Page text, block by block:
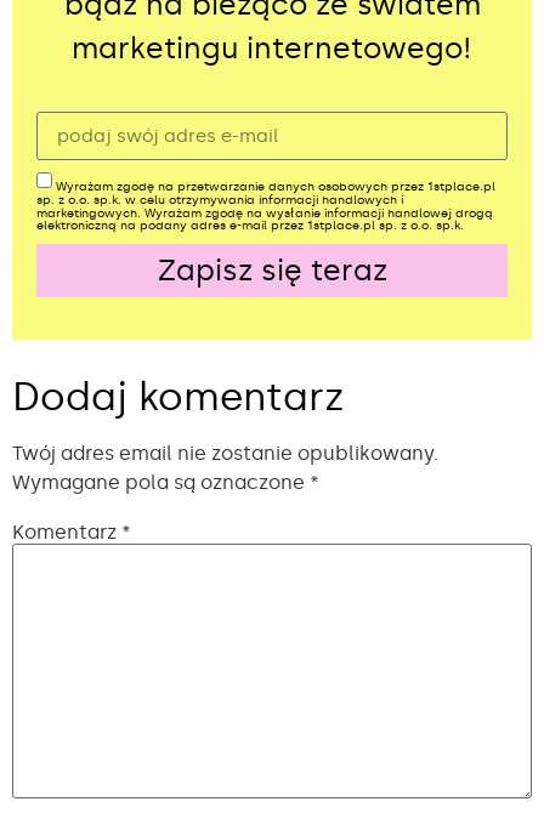
marketingu internetowego!
Wyrażam zgodę na przetwarzanie danych osobowych przez 1stplace.pl
sp. z o.o. sp.k. w celu otrzymywania informacji handlowych i
marketingowych. Wyrażam zgodę na wysłanie informacji handlowej drogą
elektroniczną na podany adres e-mail przez 1stplace.pl sp. z o.o. sp.k.
Zapisz się teraz
Dodaj komentarz
Twój adres email nie zostanie opublikowany.
Wymagane pola są oznaczone *
Komentarz *